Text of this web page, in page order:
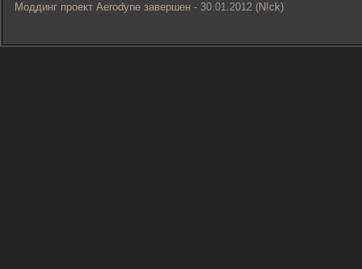
Моддинг проект Aerodyne завершен - 30.01.2012 (N!ck)